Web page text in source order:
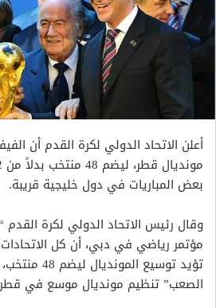
أعلن الاتحاد الدولي لكرة القدم أن
بعض المباريات في دول خليجية قريبة.
وقال رئيس الاتحاد الدولي لكرة القدم
مؤتمر رياضي في دبي، أن كل
تؤيد توسيع
الصعب” تنظيم مونديال موسع في